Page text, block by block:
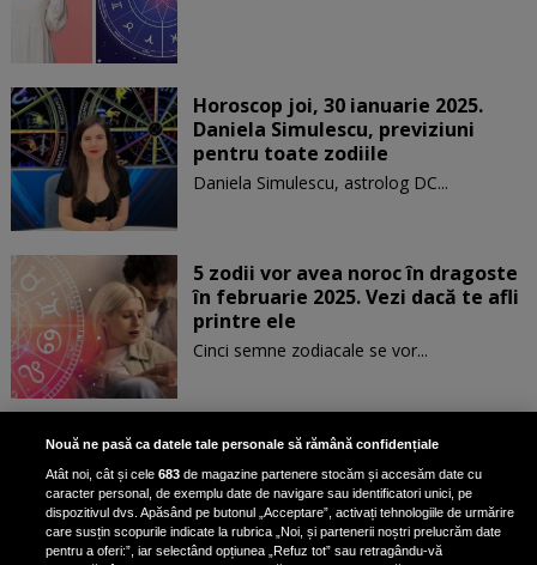
Horoscop joi, 30 ianuarie 2025.
Daniela Simulescu, previziuni
pentru toate zodiile
Daniela Simulescu, astrolog DC...
5 zodii vor avea noroc în dragoste
în februarie 2025. Vezi dacă te afli
printre ele
Cinci semne zodiacale se vor...
Patru zodii primesc un mesaj
special de la Univers pe 30
ianuarie. Vezi dacă te afli printre
ele
Nouă ne pasă ca datele tale personale să rămână confidențiale
Atât noi, cât și cele683 de magazine partenere stocăm și accesăm date cu
caracter personal, de exemplu date de navigare sau identificatori unici, pe
dispozitivul dvs. Apăsând pe butonul „Acceptare”, activați tehnologiile de urmărire
care susțin scopurile indicate la rubrica „Noi, și partenerii noștri prelucrăm date
pentru a oferi:”, iar selectând opțiunea „Refuz tot” sau retragându-vă